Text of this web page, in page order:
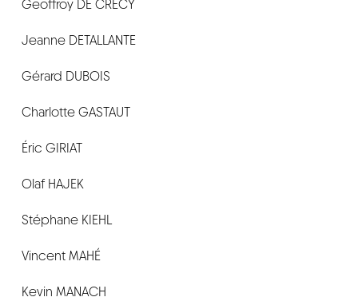
Geoffroy DE CRÉCY
Jeanne DETALLANTE
Gérard DUBOIS
Charlotte GASTAUT
Éric GIRIAT
Olaf HAJEK
Stéphane KIEHL
Vincent MAHÉ
Kevin MANACH